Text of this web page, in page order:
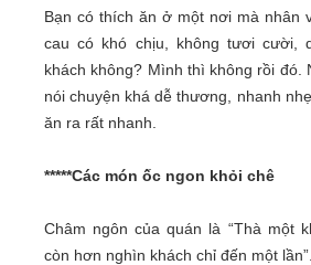
Bạn có thích ăn ở một nơi mà nhân
cau có khó chịu, không tươi cười,
khách không? Mình thì không rồi đó.
nói chuyện khá dễ thương, nhanh
ăn ra rất nhanh.
*****Các món ốc ngon khỏi chê
Châm ngôn của quán là “Thà một
còn hơn nghìn khách chỉ đến một lần”.